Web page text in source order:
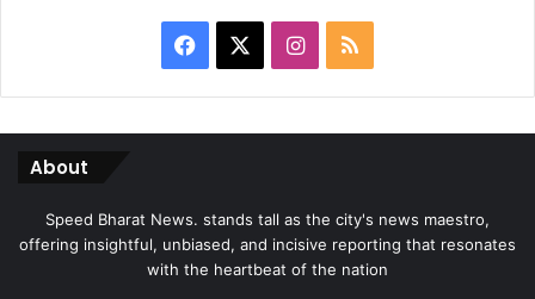
Facebook Instagram
RSS
About
Speed Bharat News. stands tall as the city's news maestro,
offering insightful, unbiased, and incisive reporting that resonates
with the heartbeat of the nation